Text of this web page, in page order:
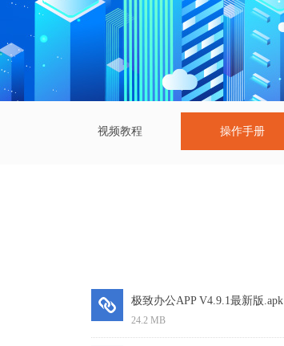
视频教程 操作手册
极致办公APP V4.9.1最新版.apk
24.2 MB